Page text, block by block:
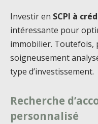
Investir en SCPI à
intéressante pour
immobilier. Toutefois,
soigneusement
type d’investissement.
Recherche
personnalisé